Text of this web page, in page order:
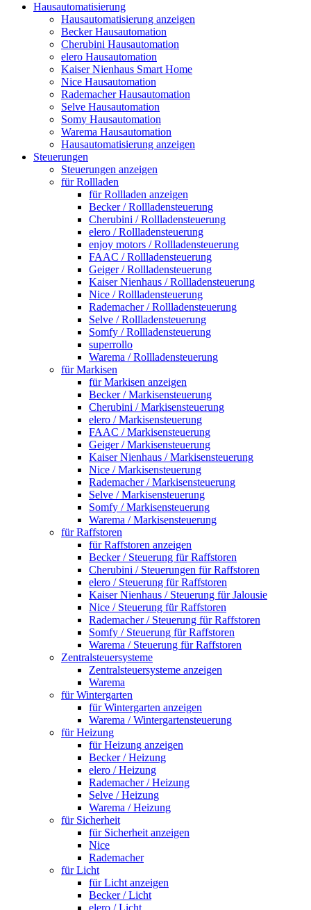
Hausautomatisierung
Hausautomatisierung anzeigen
Becker Hausautomation
Cherubini Hausautomation
elero Hausautomation
Kaiser Nienhaus Smart Home
Nice Hausautomation
Rademacher Hausautomation
Selve Hausautomation
Somy Hausautomation
Warema Hausautomation
Hausautomatisierung anzeigen
Steuerungen
Steuerungen anzeigen
für Rollladen
für Rollladen anzeigen
Becker / Rollladensteuerung
Cherubini / Rollladensteuerung
elero / Rollladensteuerung
enjoy motors / Rollladensteuerung
FAAC / Rollladensteuerung
Geiger / Rollladensteuerung
Kaiser Nienhaus / Rollladensteuerung
Nice / Rollladensteuerung
Rademacher / Rollladensteuerung
Selve / Rollladensteuerung
Somfy / Rollladensteuerung
superrollo
Warema / Rollladensteuerung
für Markisen
für Markisen anzeigen
Becker / Markisensteuerung
Cherubini / Markisensteuerung
elero / Markisensteuerung
FAAC / Markisensteuerung
Geiger / Markisensteuerung
Kaiser Nienhaus / Markisensteuerung
Nice / Markisensteuerung
Rademacher / Markisensteuerung
Selve / Markisensteuerung
Somfy / Markisensteuerung
Warema / Markisensteuerung
für Raffstoren
für Raffstoren anzeigen
Becker / Steuerung für Raffstoren
Cherubini / Steuerungen für Raffstoren
elero / Steuerung für Raffstoren
Kaiser Nienhaus / Steuerung für Jalousie
Nice / Steuerung für Raffstoren
Rademacher / Steuerung für Raffstoren
Somfy / Steuerung für Raffstoren
Warema / Steuerung für Raffstoren
Zentralsteuersysteme
Zentralsteuersysteme anzeigen
Warema
für Wintergarten
für Wintergarten anzeigen
Warema / Wintergartensteuerung
für Heizung
für Heizung anzeigen
Becker / Heizung
elero / Heizung
Rademacher / Heizung
Selve / Heizung
Warema / Heizung
für Sicherheit
für Sicherheit anzeigen
Nice
Rademacher
für Licht
für Licht anzeigen
Becker / Licht
elero / Licht